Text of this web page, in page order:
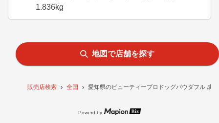
販売店検索 全国 愛知県のビューティープロドッグパウダフル 成
1.836kg
地図で店舗を探す
Powerd by